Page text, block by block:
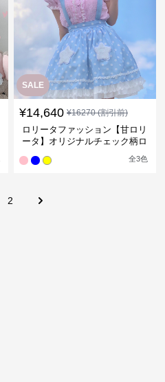
SALE
¥14,640 ¥16270(割引前)
ロリータファッション【甘ロリ
ータ】オリジナルチェック柄ロ
全3色
2